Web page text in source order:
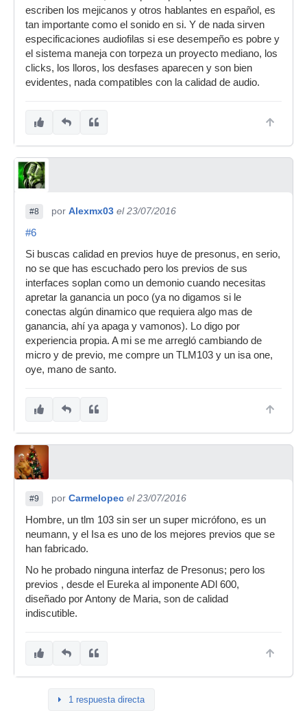
escriben los mejicanos y otros hablantes en español, es
tan importante como el sonido en si. Y de nada sirven
especificaciones audiofilas si ese desempeño es pobre y
el sistema maneja con torpeza un proyecto mediano, los
clicks, los lloros, los desfases aparecen y son bien
evidentes, nada compatibles con la calidad de audio.
#8 por Alexmx03 el 23/07/2016
#6
Si buscas calidad en previos huye de presonus, en serio,
no se que has escuchado pero los previos de sus
interfaces soplan como un demonio cuando necesitas
apretar la ganancia un poco (ya no digamos si le
conectas algún dinamico que requiera algo mas de
ganancia, ahí ya apaga y vamonos). Lo digo por
experiencia propia. A mi se me arregló cambiando de
micro y de previo, me compre un TLM103 y un isa one,
oye, mano de santo.
#9 por Carmelopec el 23/07/2016
Hombre, un tlm 103 sin ser un super micrófono, es un
neumann, y el Isa es uno de los mejores previos que se
han fabricado.
No he probado ninguna interfaz de Presonus; pero los
previos , desde el Eureka al imponente ADl 600,
diseñado por Antony de Maria, son de calidad
indiscutible.
1 respuesta directa